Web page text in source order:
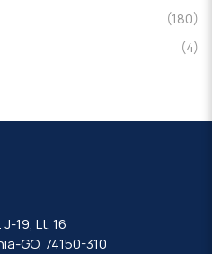
(180)
(4)
19, Lt. 16
GO, 74150-310